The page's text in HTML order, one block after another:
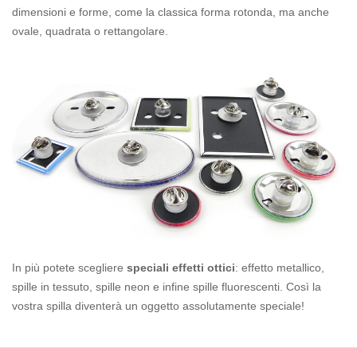
dimensioni e forme, come la classica forma rotonda, ma anche
ovale, quadrata o rettangolare.
In più potete scegliere speciali effetti ottici: effetto metallico,
spille in tessuto, spille neon e infine spille fluorescenti. Così la
vostra spilla diventerà un oggetto assolutamente speciale!